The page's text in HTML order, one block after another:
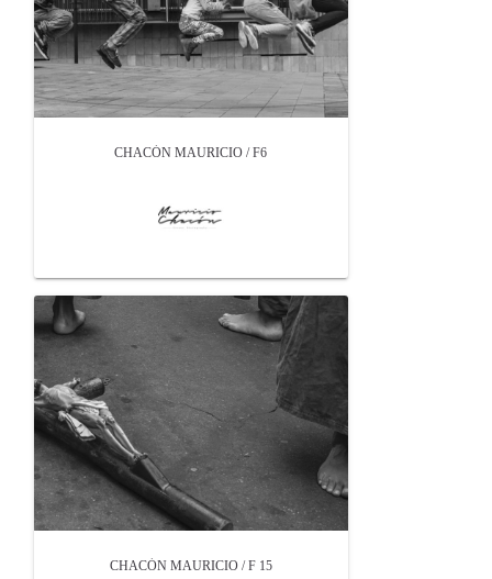
CHACÓN MAURICIO / F6
CHACÓN MAURICIO / F 15